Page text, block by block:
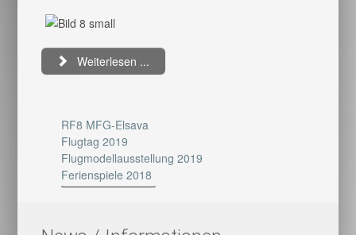
Weiterlesen ...
RF8 MFG-Elsava
Flugtag 2019
Flugmodellausstellung 2019
Ferienspiele 2018